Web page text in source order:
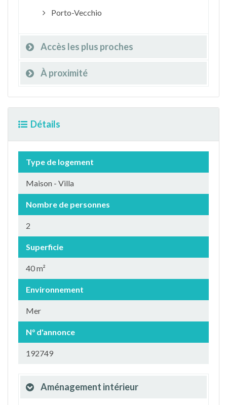
Porto-Vecchio
Accès les plus proches
À proximité
Détails
Type de logement
Maison - Villa
Nombre de personnes
2
Superficie
40 m²
Environnement
Mer
N° d'annonce
192749
Aménagement intérieur